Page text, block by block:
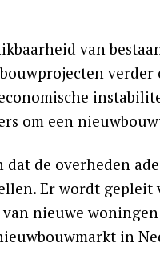
van
verder
om een
de overheden
Er wordt gepleit
nieuwe
in